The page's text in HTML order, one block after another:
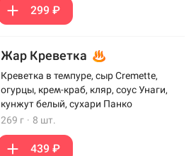
299 ₽
Жар Креветка
Креветка в темпуре, сыр Cremette,
огурцы, крем-краб, кляр, соус Унаги,
кунжут белый, сухари Панко
269 г · 8 шт.
439 ₽